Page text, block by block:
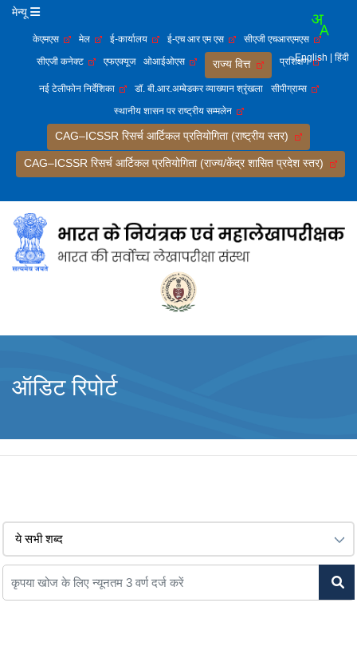
मेन्यू
केएमएस मेल ई-कार्यालय ई-एच आर एम एस
सीएजी एचआरएमएस
सीएजी कनेक्ट
एफएक्यूज ओआईओएस राज्य वित्त प्रशिक्षण
नई टेलीफोन निर्देशिका डॉ. बी.आर.अम्बेडकर व्याख्यान श्रृंखला
सीपीग्राम्स
स्थानीय शासन पर राष्ट्रीय सम्मलेन
CAG–ICSSR रिसर्च आर्टिकल प्रतियोगिता (राष्ट्रीय स्तर)
CAG–ICSSR रिसर्च आर्टिकल प्रतियोगिता (राज्य/केंद्र शासित प्रदेश स्तर)
English | हिंदी
ऑडिट रिपोर्ट